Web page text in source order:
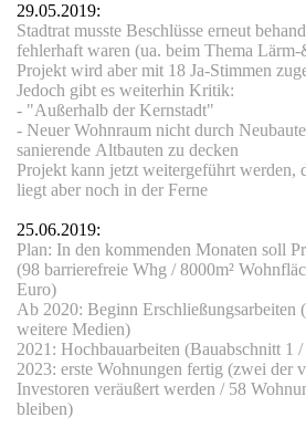
29.05.2019:
Stadtrat musste Beschlüsse erneut
fehlerhaft waren (ua. beim Thema
Projekt wird aber mit 18 Ja-Stimmen
Jedoch gibt es weiterhin Kritik:
- "Außerhalb der Kernstadt"
- Neuer Wohnraum nicht durch
sanierende Altbauten zu decken
Projekt kann jetzt weitergeführt werden,
liegt aber noch in der Ferne
25.06.2019:
Plan: In den kommenden Monaten soll
(98 barrierefreie Whg / 8000m²
Euro)
Ab 2020: Beginn Erschließungsarbeiten
weitere Medien)
2021: Hochbauarbeiten (Bauabschnitt 1
2023: erste Wohnungen fertig (zwei der
Investoren veräußert werden / 58
bleiben)